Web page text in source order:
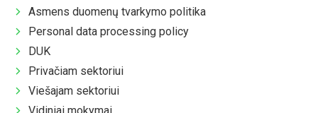
Asmens duomenų tvarkymo politika
Personal data processing policy
DUK
Privačiam sektoriui
Viešajam sektoriui